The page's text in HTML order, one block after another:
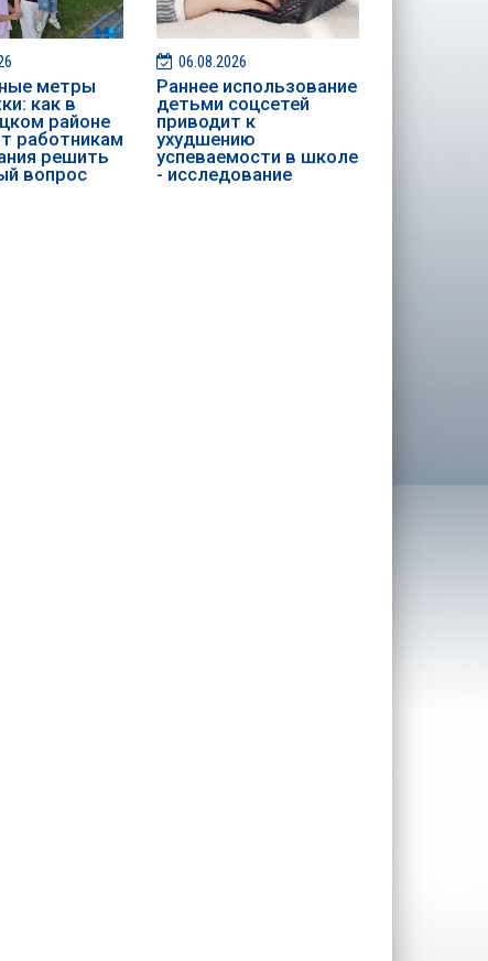
метры
как в
районе
работникам
решить
вопрос
06.08.2026
Раннее использование
детьми соцсетей
приводит к
ухудшению
успеваемости в школе
- исследование